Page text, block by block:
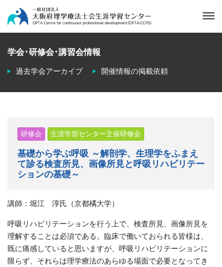
学会･研修会･講習会情報
過去学会アーカイブ 開催情報の掲載依頼
研修会 生涯学習センター主催研修会
基礎から学ぶ呼吸 ～解剖学、生理学をふまえ
て診る検査所見、画像所見と呼吸リハビリテー
ションの基礎～
講師：堀江 淳氏（京都橘大学）
呼吸リハビリテーションを行う上で、検査所見、画像所見を
理解することは必須である。臨床で働いておられる皆様は、
既に痛感していると思いますが、呼吸リハビリテーションに
限らず、それらは理学療法のあらゆる場面で必要となってき